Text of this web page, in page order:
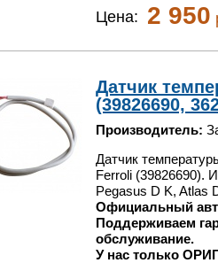
Цена: 2 950
Датчик
(39826690,
Производитель:
Датчик
Ferroli (39826690).
Pegasus D K, Atlas
Официальный
Поддерживаем
обслуживание.
У нас только